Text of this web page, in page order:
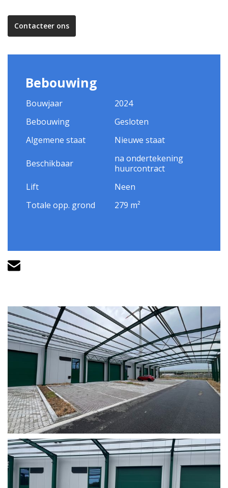
Contacteer ons
Bebouwing
Bouwjaar
2024
Bebouwing
Gesloten
Algemene staat
Nieuwe staat
Beschikbaar
na ondertekening
huurcontract
Lift
Neen
Totale opp. grond
279 m²